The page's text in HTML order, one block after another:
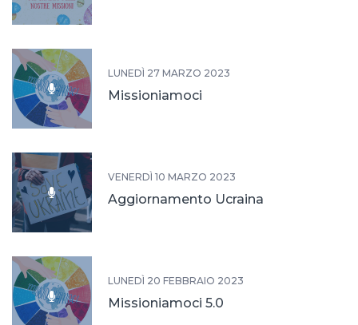
LUNEDÌ 27 MARZO 2023
Missioniamoci
VENERDÌ 10 MARZO 2023
Aggiornamento Ucraina
LUNEDÌ 20 FEBBRAIO 2023
Missioniamoci 5.0